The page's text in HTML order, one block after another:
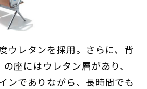
ウレタンを採用。さらに、背
座にはウレタン層があり、
ンでありながら、長時間でも